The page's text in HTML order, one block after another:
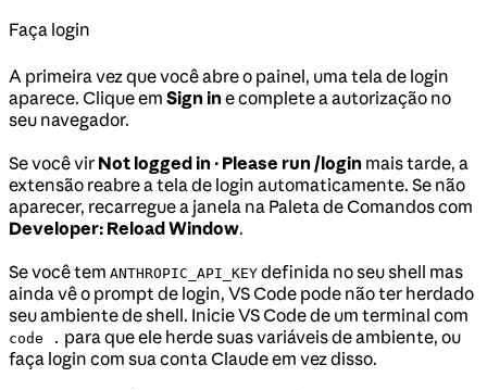
Faça login
A primeira vez que você abre o painel, uma tela de login
aparece. Clique em Sign in e complete a autorização no
seu navegador.
Se você vir Not logged in · Please run /login mais tarde, a
extensão reabre a tela de login automaticamente. Se não
aparecer, recarregue a janela na Paleta de Comandos com
Developer: Reload Window.
Se você tem ANTHROPIC_API_KEY definida no seu shell mas
ainda vê o prompt de login, VS Code pode não ter herdado
seu ambiente de shell. Inicie VS Code de um terminal com
code . para que ele herde suas variáveis de ambiente, ou
faça login com sua conta Claude em vez disso.